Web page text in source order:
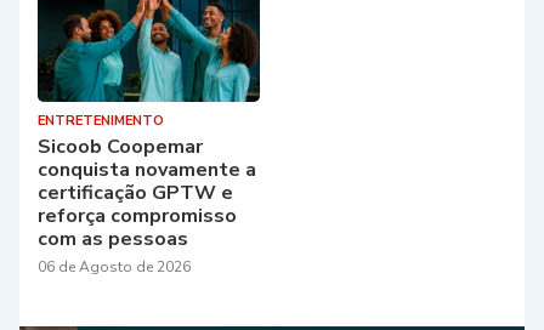
ENTRETENIMENTO
Sicoob Coopemar
conquista novamente a
certificação GPTW e
reforça compromisso
com as pessoas
06 de Agosto de 2026